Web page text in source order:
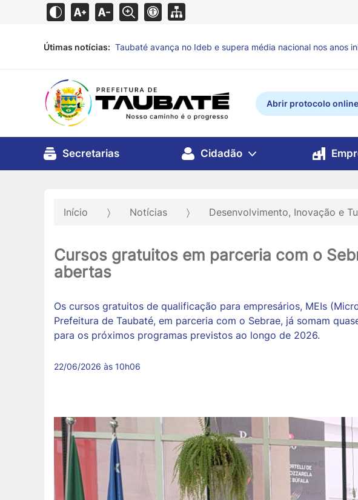
Útimas notícias: Defesa Civil de Taubaté alerta para previsão de chuva e
Abrir protocolo online
Secretarias Cidadão
Início Notícias Desenvolvimento, Inovação e
Cursos gratuitos em parceria com o
abertas
Os cursos gratuitos de qualificação para empresários, MEIs
Prefeitura de Taubaté, em parceria com o Sebrae, já somam
para os próximos programas previstos ao longo de 2026.
22/06/2026 às 10h06